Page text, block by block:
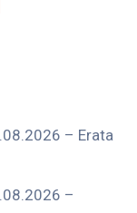
– Erata
–